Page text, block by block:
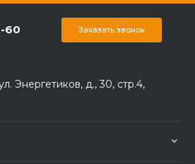
60 Заказать звонок
Энергетиков, д., 30, стр.4,